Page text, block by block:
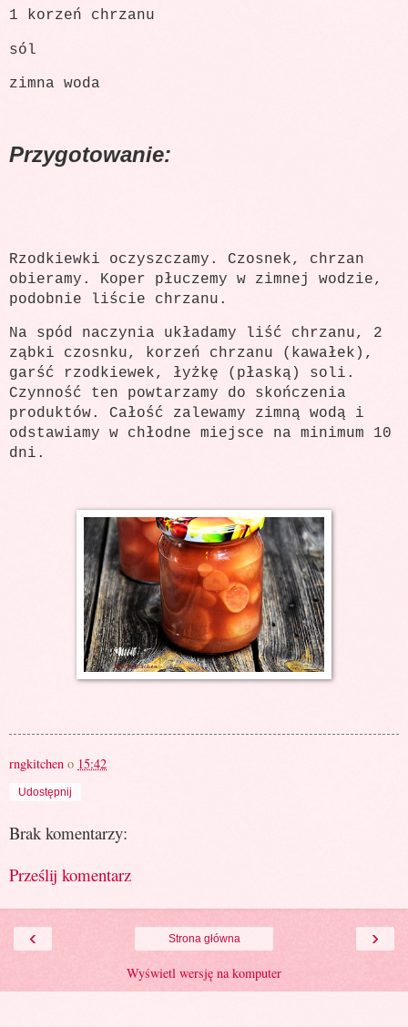
1 korzeń chrzanu
sól
zimna woda
Przygotowanie:
Rzodkiewki oczyszczamy. Czosnek, chrzan
obieramy. Koper płuczemy w zimnej wodzie,
podobnie liście chrzanu.
Na spód naczynia układamy liść chrzanu, 2
ząbki czosnku, korzeń chrzanu (kawałek),
garść rzodkiewek, łyżkę (płaską) soli.
Czynność ten powtarzamy do skończenia
produktów. Całość zalewamy zimną wodą i
odstawiamy w chłodne miejsce na minimum 10
dni.
rngkitchen o 15:42
Udostępnij
Brak komentarzy:
Prześlij komentarz
‹ ›
Strona główna
Wyświetl wersję na komputer